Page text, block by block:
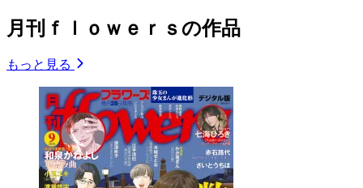
月刊ｆｌｏｗｅｒｓの作品
もっと見る